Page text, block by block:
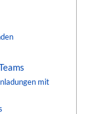
mit